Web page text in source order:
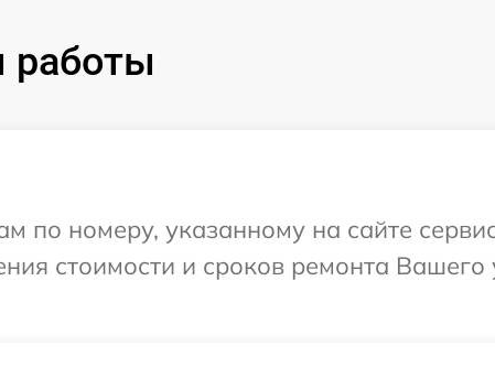
работы
по номеру, указанному на сайте
стоимости и сроков ремонта Вашего